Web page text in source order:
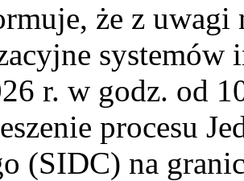
że z uwagi
r. w godz. od
procesu
(SIDC) na